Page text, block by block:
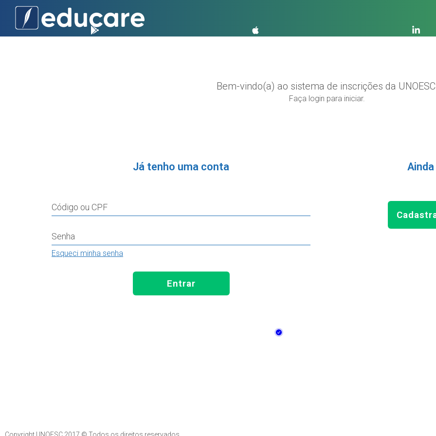
Bem-vindo(a) ao sistema de inscrições da
Faça login para iniciar.
Já tenho uma conta
Código ou CPF
Senha
Esqueci minha senha
Entrar